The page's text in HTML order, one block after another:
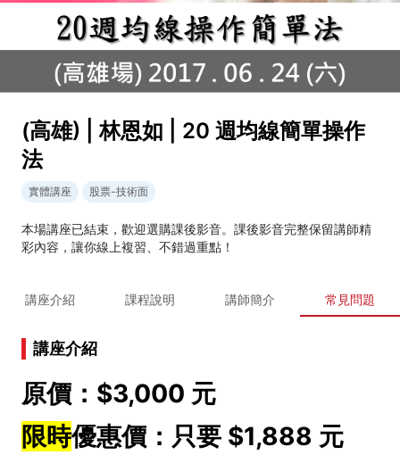
(高雄) | 林恩如 | 20 週均線簡單操作
法
實體講座 股票-技術面
本場講座已結束，歡迎選購課後影音。課後影音完整保留講師精
彩內容，讓你線上複習、不錯過重點！
講座介紹 課程說明 講師簡介 常見問題
講座介紹
原價：$3,000 元
限時優惠價：只要 $1,888 元